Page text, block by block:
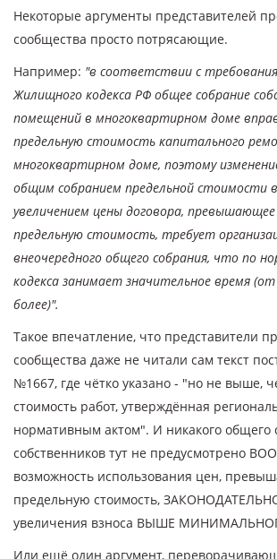
Некоторые аргументы представителей
сообщества просто потрясающие.
Например: "в соответствии с
Жилищного кодекса РФ общее собрание
помещений в многоквартирном доме
предельную стоимость капитального
многоквартирном доме, поэтому
общим собранием предельной стоимости в
увеличением цены договора,
предельную стоимость, требует
внеочередного общего собрания, что по
кодекса занимает значительное время
более)".
Такое впечатление, что представители
сообщества даже не читали сам текст
№1667, где чётко указано - "но не выше,
стоимость работ, утверждённая
нормативным актом". И никакого общего
собственников тут не предусмотрено
возможность использования цен,
предельную стоимость,
увеличения взноса ВЫШЕ
Или ещё один аргумент,